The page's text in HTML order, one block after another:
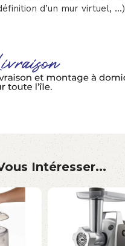
d’un mur virtuel, …)
Intéresser...